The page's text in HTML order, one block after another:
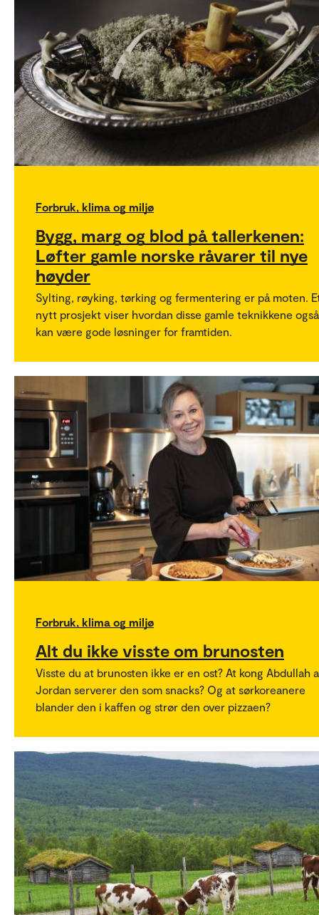
Forbruk, klima og miljø
Bygg, marg og blod på tallerkenen:
Løfter gamle norske råvarer til nye
høyder
Sylting, røyking, tørking og fermentering er på moten.
nytt prosjekt viser hvordan disse gamle teknikkene også
kan være gode løsninger for framtiden.
Forbruk, klima og miljø
Alt du ikke visste om brunosten
Visste du at brunosten ikke er en ost? At kong Abdullah
Jordan serverer den som snacks? Og at sørkoreanere
blander den i kaffen og strør den over pizzaen?